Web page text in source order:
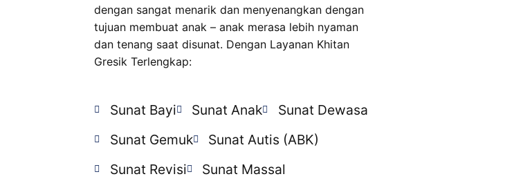
dengan sangat menarik dan menyenangkan dengan
tujuan membuat anak – anak merasa lebih nyaman
dan tenang saat disunat. Dengan Layanan Khitan
Gresik Terlengkap:
Sunat Bayi Sunat Anak
Sunat Dewasa
Sunat Gemuk
Sunat Autis (ABK)
Sunat Revisi
Sunat Massal